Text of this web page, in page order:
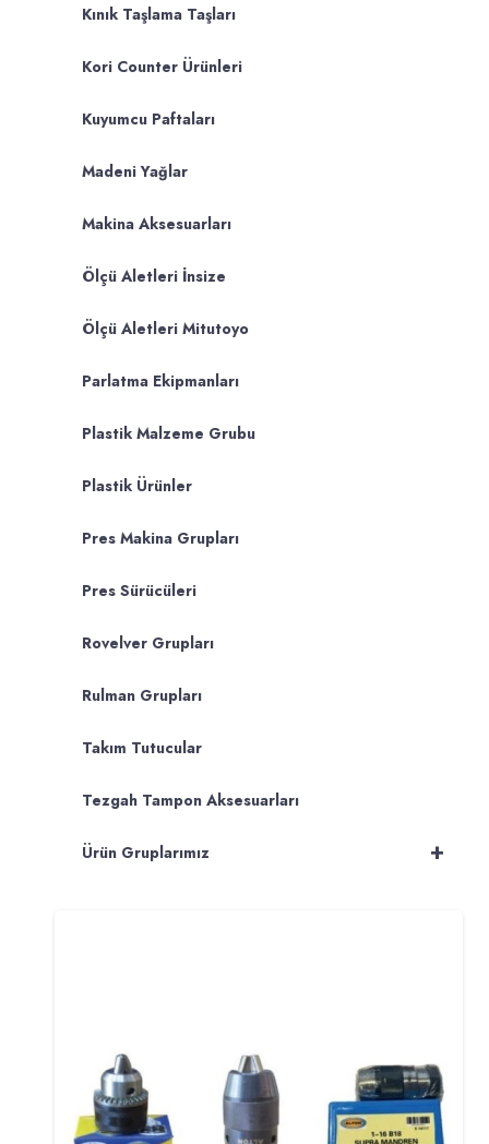
Kınık Taşlama Taşları
Kori Counter Ürünleri
Kuyumcu Paftaları
Madeni Yağlar
Makina Aksesuarları
Ölçü Aletleri İnsize
Ölçü Aletleri Mitutoyo
Parlatma Ekipmanları
Plastik Malzeme Grubu
Plastik Ürünler
Pres Makina Grupları
Pres Sürücüleri
Rovelver Grupları
Rulman Grupları
Takım Tutucular
Tezgah Tampon Aksesuarları
+
Ürün Gruplarımız